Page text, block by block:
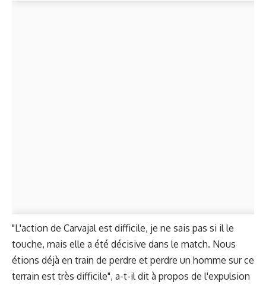
"L'action de Carvajal est difficile, je ne sais pas si il le
touche, mais elle a été décisive dans le match. Nous
étions déjà en train de perdre et perdre un homme sur ce
terrain est très difficile", a-t-il dit à propos de l'expulsion